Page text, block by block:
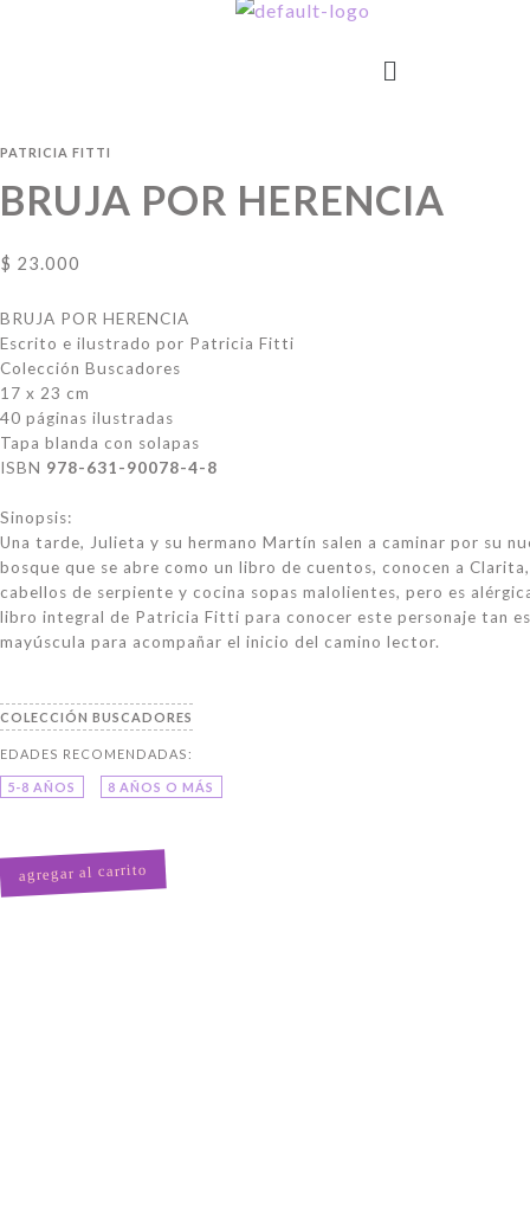
PATRICIA FITTI
BRUJA POR HERENCIA
$ 23.000
BRUJA POR HERENCIA
Escrito e ilustrado por Patricia Fitti
Colección Buscadores
17 x 23 cm
40 páginas ilustradas
Tapa blanda con solapas
ISBN 978-631-90078-4-8
Sinopsis:
Una tarde, Julieta y su hermano Martín salen a caminar por su
bosque que se abre como un libro de cuentos, conocen a
cabellos de serpiente y cocina sopas malolientes, pero es
libro integral de Patricia Fitti para conocer este personaje tan
mayúscula para acompañar el inicio del camino lector.
BUSCADORES
5-8 AÑOS 8 AÑOS O MÁS
agregar al carrito